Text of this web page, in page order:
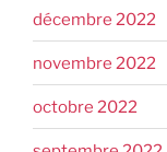
décembre 2022
novembre 2022
octobre 2022